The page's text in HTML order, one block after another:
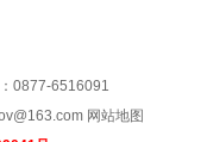
0877-6516091
网站地图